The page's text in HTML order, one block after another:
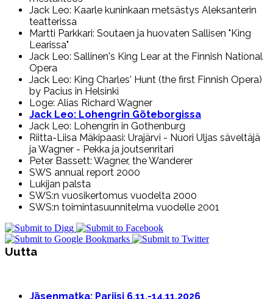
Jack Leo: Kaarle kuninkaan metsästys Aleksanterin
teatterissa
Martti Parkkari: Soutaen ja huovaten Sallisen "King
Learissa"
Jack Leo: Sallinen's King Lear at the Finnish National
Opera
Jack Leo: King Charles' Hunt (the first Finnish Opera)
by Pacius in Helsinki
Loge: Alias Richard Wagner
Jack Leo: Lohengrin Göteborgissa
Jack Leo: Lohengrin in Gothenburg
Riitta-Liisa Mäkipaasi: Urajärvi - Nuori Uljas säveltäjä
ja Wagner - Pekka ja joutsenritari
Peter Bassett: Wagner, the Wanderer
SWS annual report 2000
Lukijan palsta
SWS:n vuosikertomus vuodelta 2000
SWS:n toimintasuunnitelma vuodelle 2001
Uutta
Jäsenmatka: Pariisi 6.11.-14.11.2026